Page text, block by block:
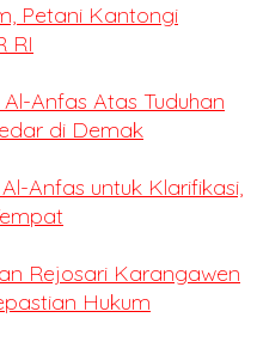
Petani Kantongi
RI
Anfas Atas Tuduhan
di Demak
Anfas untuk Klarifikasi,
Rejosari Karangawen
Hukum